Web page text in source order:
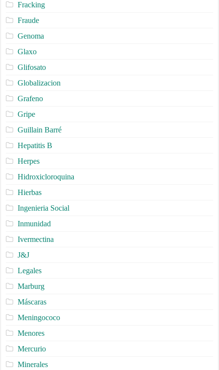
Fracking
Fraude
Genoma
Glaxo
Glifosato
Globalizacion
Grafeno
Gripe
Guillain Barré
Hepatitis B
Herpes
Hidroxicloroquina
Hierbas
Ingenieria Social
Inmunidad
Ivermectina
J&J
Legales
Marburg
Máscaras
Meningococo
Menores
Mercurio
Minerales